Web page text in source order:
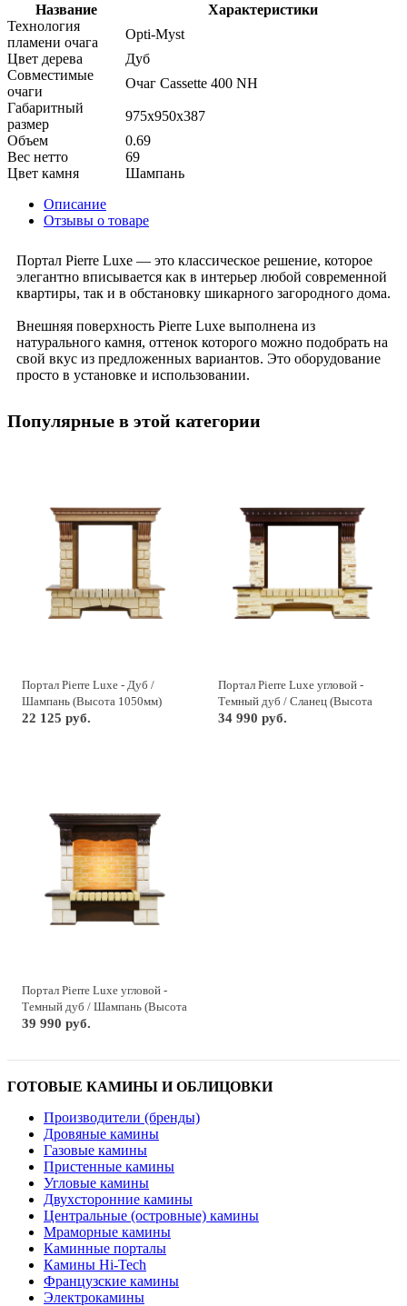
Название
Характеристики
Технология
пламени очага
Opti-Myst
Цвет дерева
Дуб
Совместимые
очаги
Очаг Cassette 400 NH
Габаритный
размер
975x950x387
Объем
0.69
Вес нетто
69
Цвет камня
Шампань
Описание
Отзывы о товаре
Портал Pierre Luxe — это классическое решение, которое
элегантно вписывается как в интерьер любой современной
квартиры, так и в обстановку шикарного загородного дома.
Внешняя поверхность Pierre Luxe выполнена из
натурального камня, оттенок которого можно подобрать на
свой вкус из предложенных вариантов. Это оборудование
просто в установке и использовании.
Популярные в этой категории
Портал Pierre Luxe - Дуб /
Шампань (Высота 1050мм)
22 125 руб.
Портал Pierre Luxe угловой -
Темный дуб / Сланец (Высота
1045мм)
34 990 руб.
Портал Pierre Luxe угловой -
Темный дуб / Шампань (Высота
1035мм)
39 990 руб.
ГОТОВЫЕ КАМИНЫ И ОБЛИЦОВКИ
Производители (бренды)
Дровяные камины
Газовые камины
Пристенные камины
Угловые камины
Двухсторонние камины
Центральные (островные) камины
Мраморные камины
Каминные порталы
Камины Hi-Tech
Французские камины
Электрокамины